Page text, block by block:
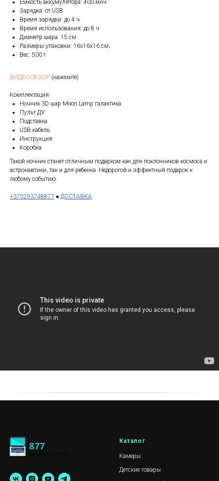
Емкость аккумулятора: 400 мАч
Зарядка: от USB
Время зарядки: до 4 ч
Время использования: до 8 ч
Диаметр шара: 15 см
Размеры упаковки: 16х16х16 см;
Вес: 500 г
ВИДЕООБЗОР (нажмите)
Комплектация:
Ночник 3D шар Moon Lamp галактика
Пульт ДУ
Подставка
USB кабель
Инструкция
Коробка
Такой ночник станет отличным подарком как для поклонников космоса и
астронавтики, так и для ребенка. Недорогой и эффектный подарок к
любому событию.
+375293748877 ● ДОСТАВКА
Каталог
Камеры
Детские товары